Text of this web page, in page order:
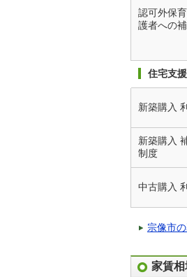
認可外保
護者への
住宅支援
新築購入
新築購入
制度
中古購入
宗像市
家賃相